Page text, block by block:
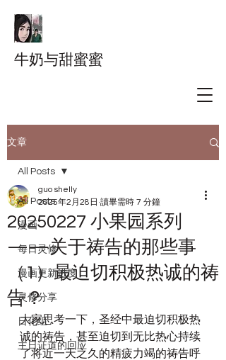
牛奶与甜蜜蜜
文章
All Posts
漫画
每日灵修
漫画更新进度
灵修分享
日化组
主日证道的回应
All Posts
20250227 小果园系列
——关于祷告的那些事
（1）最迫切积极热诚的祷
告？
guo shelly
2025年2月28日 讀畢需時 7 分鐘
大家思考一下，圣经中最迫切积极热
诚的祷告，甚至迫切到无比热心持续
了将近一天之久的精疲力竭的祷告呼